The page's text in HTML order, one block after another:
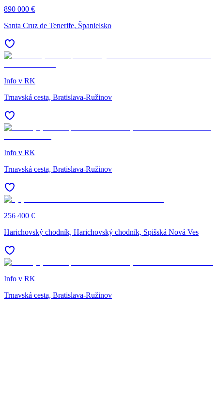
890 000 €
Santa Cruz de Tenerife, Španielsko
Info v RK
Trnavská cesta, Bratislava-Ružinov
Info v RK
Trnavská cesta, Bratislava-Ružinov
256 400 €
Harichovský chodník, Harichovský chodník, Spišská Nová Ves
Info v RK
Trnavská cesta, Bratislava-Ružinov